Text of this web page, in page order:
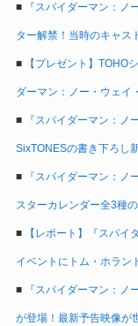
■ 『スパイダーマン：
ター解禁！当時のキャス
■ 【プレゼント】TOHO
ダーマン：ノー・ウェイ
■ 『スパイダーマン：
SixTONESの書き下ろし
■ 『スパイダーマン：
スターカレンダー全3種
■ 【レポート】『スパ
イベントにトム・ホラン
■ 『スパイダーマン：
が登場！最新予告映像が